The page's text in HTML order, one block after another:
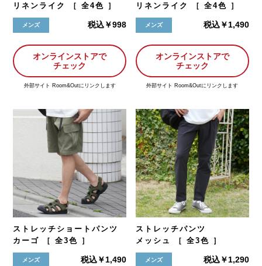
リネンライク ［ 全4色 ］
メンズ 税込￥998
オンラインストアで
チェック
外部サイト Room&Outにリンクします
リネンライク ［ 全4色 ］
メンズ 税込￥1,490
オンラインストアで
チェック
外部サイト Room&Outにリンクします
ストレッチショートパンツ
カーゴ ［ 全3色 ］
メンズ 税込￥1,490
ストレッチパンツ
メッシュ ［ 全3色 ］
メンズ 税込￥1,290